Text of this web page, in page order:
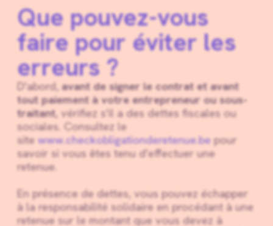
Que pouvez-vous
faire pour éviter les
erreurs ?
D'abord, avant de signer le contrat et avant
tout paiement à votre entrepreneur ou sous-
traitant, vérifiez s'il a des dettes fiscales ou
sociales. Consultez le
site www.checkobligationderetenue.bepour
savoir si vous êtes tenu d'effectuer une
retenue.
En présence de dettes, vous pouvez échapper
à la responsabilité solidaire en procédant à une
retenue sur le montant que vous devez à